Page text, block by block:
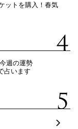
ットを購入！春気
週の運勢
占います